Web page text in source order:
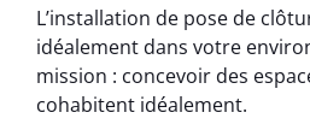
L’installation de pose de
idéalement dans votre
mission : concevoir des
cohabitent idéalement.